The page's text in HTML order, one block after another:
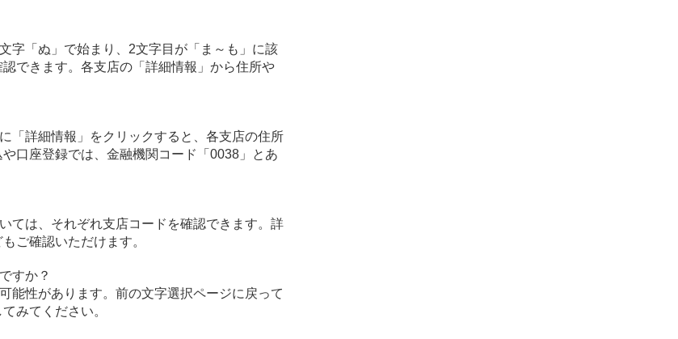
字「ぬ」で始まり、2文字目が「ま～も」に該
できます。各支店の「詳細情報」から住所や
「詳細情報」をクリックすると、各支店の住所
口座登録では、金融機関コード「0038」とあ
ては、それぞれ支店コードを確認できます。詳
ご確認いただけます。
すか？
能性があります。前の文字選択ページに戻って
みてください。